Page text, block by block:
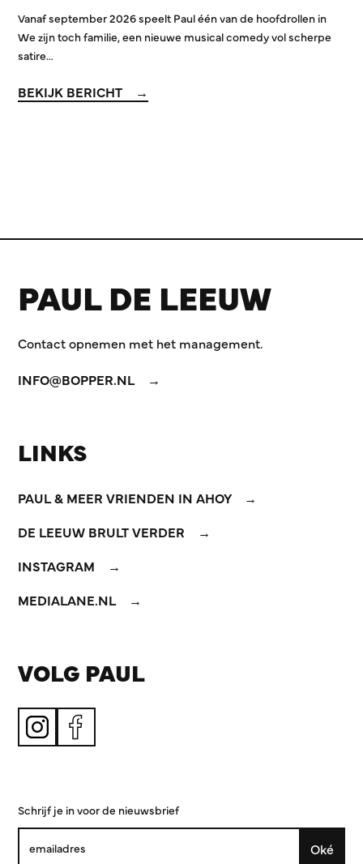
Vanaf september 2026 speelt Paul één van de hoofdrollen in
We zijn toch familie, een nieuwe musical comedy vol scherpe
satire…
BEKIJK BERICHT
PAUL DE LEEUW
Contact opnemen met het management.
INFO@BOPPER.NL
LINKS
PAUL & MEER VRIENDEN IN AHOY
DE LEEUW BRULT VERDER
INSTAGRAM
MEDIALANE.NL
VOLG PAUL
Schrijf je in voor de nieuwsbrief
Oké